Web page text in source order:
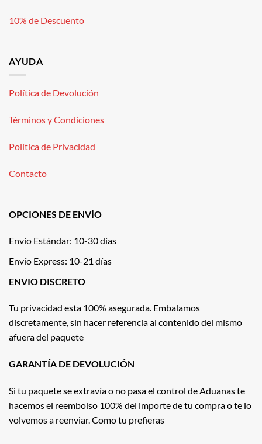
10% de Descuento
AYUDA
Política de Devolución
Términos y Condiciones
Política de Privacidad
Contacto
OPCIONES DE ENVÍO
Envío Estándar: 10-30 días
Envío Express: 10-21 días
ENVIO DISCRETO
Tu privacidad esta 100% asegurada. Embalamos
discretamente, sin hacer referencia al contenido del mismo
afuera del paquete
GARANTÍA DE DEVOLUCIÓN
Si tu paquete se extravía o no pasa el control de Aduanas te
hacemos el reembolso 100% del importe de tu compra o te lo
volvemos a reenviar. Como tu prefieras